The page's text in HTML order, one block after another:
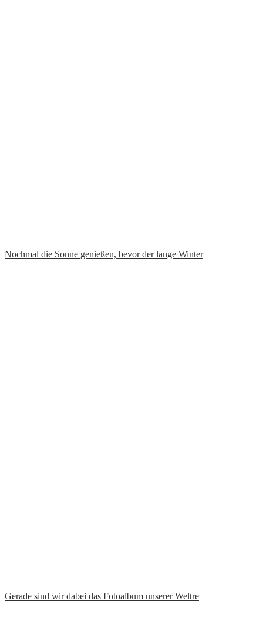
Nochmal die Sonne genießen, bevor der lange Winter
Gerade sind wir dabei das Fotoalbum unserer Weltre